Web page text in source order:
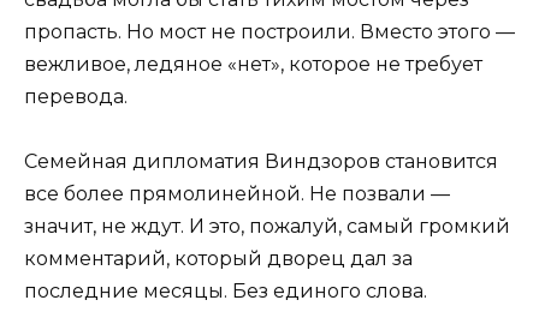
пропасть. Но мост не построили. Вместо этого —
вежливое, ледяное «нет», которое не требует
перевода.
Семейная дипломатия Виндзоров становится
все более прямолинейной. Не позвали —
значит, не ждут. И это, пожалуй, самый громкий
комментарий, который дворец дал за
последние месяцы. Без единого слова.